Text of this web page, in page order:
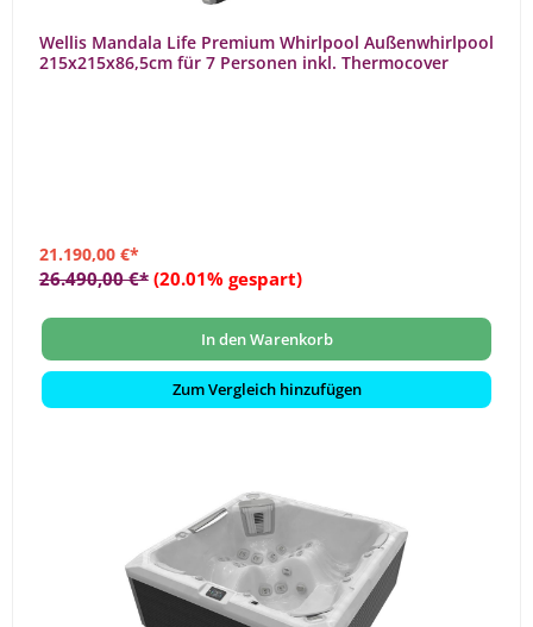
Wellis Mandala Life Premium Whirlpool Außenwhirlpool
215x215x86,5cm für 7 Personen inkl. Thermocover
21.190,00 €*
26.490,00 €* (20.01% gespart)
In den Warenkorb
Zum Vergleich hinzufügen